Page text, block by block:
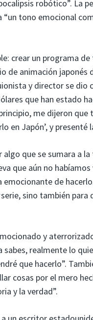
robótico”. La
“un tono emocional
crear un programa
de animación japonés
y director se dio
que han estado
me dijeron
en Japón’, y presenté
que se sumara a
que aún no
emocionante de
serie, sino también para
y
sabes, realmente lo
que hacerlo”.
cosas por el mero
y la verdad”.